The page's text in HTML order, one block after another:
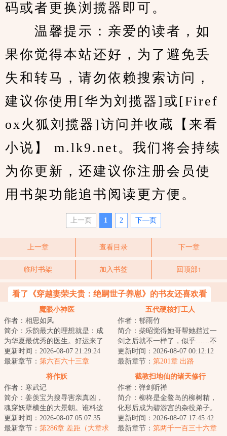
码或者更换浏揽器即可。
温馨提示：亲爱的读者，如
果你觉得本站还好，为了避免丢
失和转马，请勿依赖搜索访问，
建议你使用[华为刘揽器]或[Firef
ox火狐刘揽器]访问并收蔵【来看
小说】 m.lk9.net。我们将会持续
为你更新，还建议你注册会员使
用书架功能追书阅读更方便。
上一页 1 2 下—页
上一章 查看目录 下一章
临时书架 加入书签 回顶部↑
看了《穿越妻荣夫贵：绝嗣世子养崽》的书友还喜欢看
魔眼小神医
作者：相思如风
简介：乐韵最大的理想就是：成
为华夏最优秀的医生。好运来了
挡不住，高考前无意间开启一个
系统，双眼获得...
更新时间：2026-08-07 21:29:24
最新章节： 第六百六十三章
五代硬核打工人
作者：郁雨竹
简介：柴昭觉得她哥帮她挡过一
剑之后就不一样了，似乎……不
是他了。他总会说些郑先生都没
听过的，她听起...
更新时间：2026-08-07 00:12:12
最新章节： 第201章 出路
将作妖
作者：寒武记
简介：姜羡宝为搜寻害亲真凶，
魂穿妖孽横生的大景朝。谁料这
里破案，不看证据，只靠卦师！
这不巧了嘛？！...
更新时间：2026-08-07 05:07:35
最新章节： 第286章 差距（大章求
截教扫地仙的诸天修行
作者：弹剑听禅
简介：柳柊是金鳌岛的柳树精，
化形后成为碧游宫的杂役弟子。
实际上，柳柊是杨眉大仙的后
裔，具有变异的时...
更新时间：2026-08-07 17:45:42
最新章节： 第两千一百三十六章